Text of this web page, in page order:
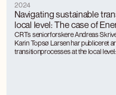
Navigating sustainable
local level: The case of
2024
CRTs seniorforskere Andreas
Karin Topsø Larsen har publiceret
transitionprocesses at the local